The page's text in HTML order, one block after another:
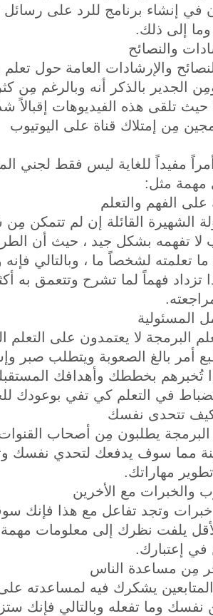
في إنشاء برنامج للرد على
وما إلى ذلك.
والإرشادات العامة حول
الجدير بالذكر أنه وبالرغم مِن
تلقى هذه الفيديوهات إقبالاً
مِن إمتلاك قناة على اليوتيوب
مفيداً للغاية ليس فقط لجني
مهمة مثل:
الشهيرة القائلة إن لم تتمكن
تفهمه بشكل جيد ، حيث أن
لشخصاً ما ، وبالتالي فإنه
تزداد فهماً لما تشرح وتتعمق به
البرمجة لا يعتمدون على التعلم
أمر بالغ الصعوبة ويتطلب صبر
تُخبرهم بخططك وأهدافك
في التعلم كي تفي بوعودك
البرمجة يطلبون مِن أصحاب
مما سوف يدفعك لتحدي نفسك
تطوير مهاراتك.
خبرات وتجد تفاعل مع هذا فإنك
يلفت نظرك إلى معلومات مهمة
في إعتبارك.
يشكرك فيه لمساعدته
وما تفعله وبالتالي فإنك